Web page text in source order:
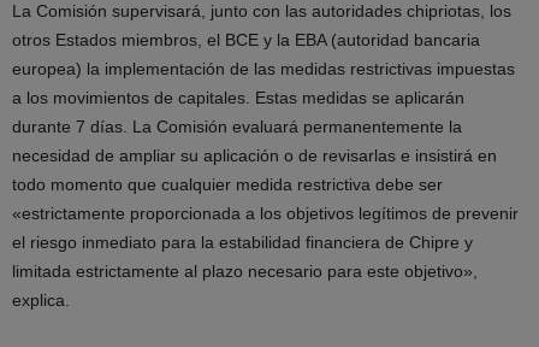
La Comisión supervisará, junto con las autoridades chipriotas, los
otros Estados miembros, el BCE y la EBA (autoridad bancaria
europea) la implementación de las medidas restrictivas impuestas
a los movimientos de capitales. Estas medidas se aplicarán
durante 7 días. La Comisión evaluará permanentemente la
necesidad de ampliar su aplicación o de revisarlas e insistirá en
todo momento que cualquier medida restrictiva debe ser
«estrictamente proporcionada a los objetivos legítimos de prevenir
el riesgo inmediato para la estabilidad financiera de Chipre y
limitada estrictamente al plazo necesario para este objetivo»,
explica.